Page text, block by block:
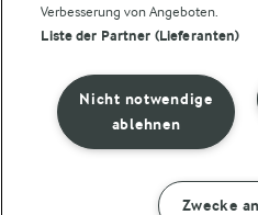
Datenschutzbestimmungen
Nutzerbedingungen
Impressum
Verbesserung von Angeboten.
Liste der Partner (Lieferanten)
Nicht notwendige
ablehnen
Zwecke